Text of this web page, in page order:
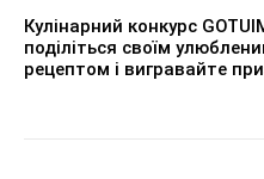
Кулінарний конкурс
поділіться своїм
рецептом і вигравайте